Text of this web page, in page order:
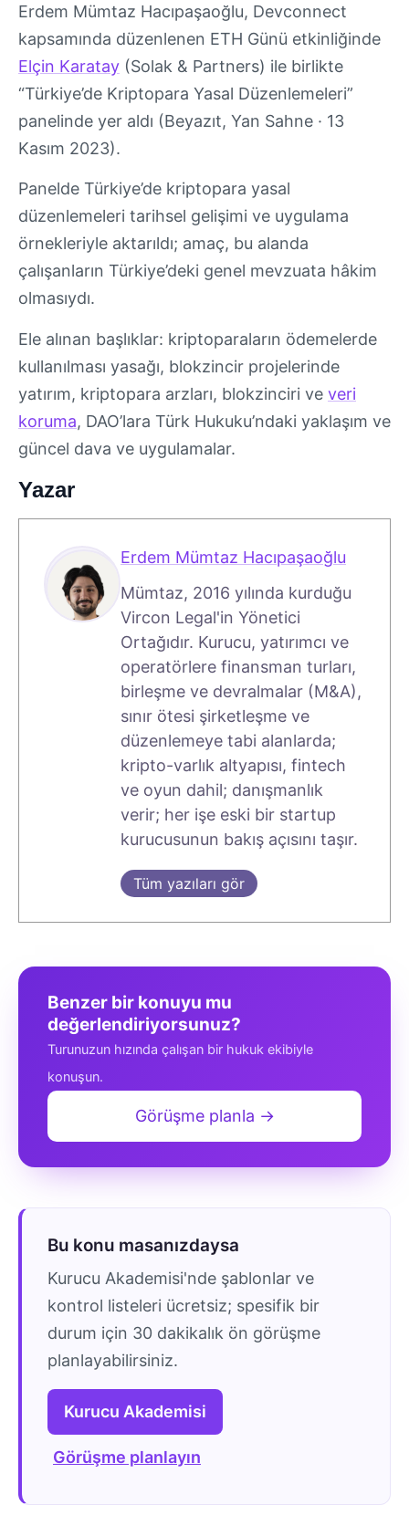
Erdem Mümtaz Hacıpaşaoğlu, Devconnect
kapsamında düzenlenen ETH Günü etkinliğinde
Elçin Karatay (Solak & Partners) ile birlikte
“Türkiye’de Kriptopara Yasal Düzenlemeleri”
panelinde yer aldı (Beyazıt, Yan Sahne · 13
Kasım 2023).
Panelde Türkiye’de kriptopara yasal
düzenlemeleri tarihsel gelişimi ve uygulama
örnekleriyle aktarıldı; amaç, bu alanda
çalışanların Türkiye’deki genel mevzuata hâkim
olmasıydı.
Ele alınan başlıklar: kriptoparaların ödemelerde
kullanılması yasağı, blokzincir projelerinde
yatırım, kriptopara arzları, blokzinciri ve veri
koruma, DAO’lara Türk Hukuku’ndaki yaklaşım ve
güncel dava ve uygulamalar.
Yazar
Erdem Mümtaz Hacıpaşaoğlu
Mümtaz, 2016 yılında kurduğu
Vircon Legal'in Yönetici
Ortağıdır. Kurucu, yatırımcı ve
operatörlere finansman turları,
birleşme ve devralmalar (M&A),
sınır ötesi şirketleşme ve
düzenlemeye tabi alanlarda;
kripto-varlık altyapısı, fintech
ve oyun dahil; danışmanlık
verir; her işe eski bir startup
kurucusunun bakış açısını taşır.
Tüm yazıları gör
Benzer bir konuyu mu
değerlendiriyorsunuz?
Turunuzun hızında çalışan bir hukuk ekibiyle
konuşun.
Görüşme planla →
Bu konu masanızdaysa
Kurucu Akademisi'nde şablonlar ve
kontrol listeleri ücretsiz; spesifik bir
durum için 30 dakikalık ön görüşme
planlayabilirsiniz.
Kurucu Akademisi
Görüşme planlayın